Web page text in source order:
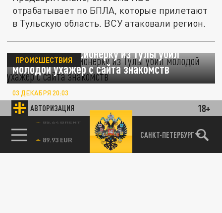
АВТОРИЗАЦИЯ 18+
САНКТ-ПЕТЕРБУРГ
отрабатывает по БПЛА, которые прилетают
в Тульскую область. ВСУ атаковали регион.
85-летнюю пенсионерку из Тулы убил
молодой ухажёр с сайта знакомств
ПРОИСШЕСТВИЯ
03 ДЕКАБРЯ 20:03
В Туле был арестован 33-летний мужчина,
уроженец Читинской области, обвиняемый
в умышленном причинении тяжкого...